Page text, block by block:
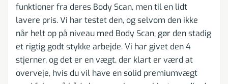
funktioner fra deres Body Scan, men til en lidt
lavere pris. Vi har testet den, og selvom den ikke
når helt op på niveau med Body Scan, gør den stadig
et rigtig godt stykke arbejde. Vi har givet den 4
stjerner, og det er en vægt, der klart er værd at
overveje, hvis du vil have en solid premiumvægt